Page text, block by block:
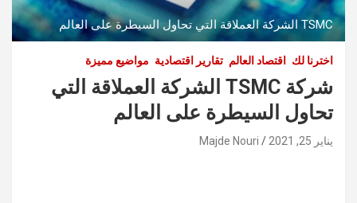
TSMC الشركة العملاقة التي تحاول السيطرة على العالم
اخترنا لك اقتصاد العالم تقارير اقتصادية مواضيع مميزة
شركة TSMC الشركة العملاقة التي
تحاول السيطرة على العالم
يناير 25, 2021 Majde Nouri